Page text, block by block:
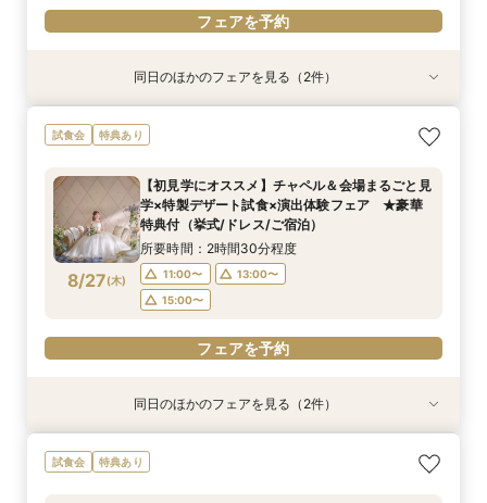
フェアを予約
特典あり
8/24(月)
【しっかりお見積り比較×何でも相談】安心ブラ
イダル相談会 ★豪華特典付（挙式/ドレス/ご宿
所要時間：2時間30分程度
11:00〜
13:00〜
15:00〜
フェアを予約
特典あり
8/24(月)
【最短1ヶ月の準備OK☆】少人数ウエディング相
談フェア（10名/57万円～）
11:00〜 15:00〜
フェアを予約
同日のほかのフェアを見る（2件）
試食会 特典あり
8/27(木)
【初見学にオススメ】チャペル＆会場まるごと見
学×特製デザート試食×演出体験フェア ★豪華
特典付（挙式/ドレス/ご宿泊）
所要時間：2時間30分程度
11:00〜
13:00〜
15:00〜
フェアを予約
特典あり
【しっかりお見積り比較×何でも相談】安心ブラ
イダル相談会 ★豪華特典付（挙式/ドレス/ご宿
特典あり
【最短1ヶ月の準備OK☆】少人数ウエディング相
談フェア（10名/57万円～）
同日のほかのフェアを見る（2件）
試食会 特典あり